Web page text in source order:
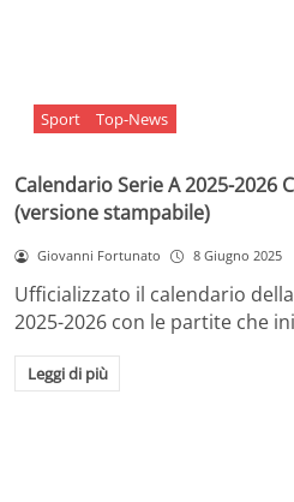
Sport Top-News
Calendario Serie A 2025-2026
(versione stampabile)
Giovanni Fortunato 8 Giugno 2025
Ufficializzato il calendario
2025-2026 con le partite che
Leggi di più